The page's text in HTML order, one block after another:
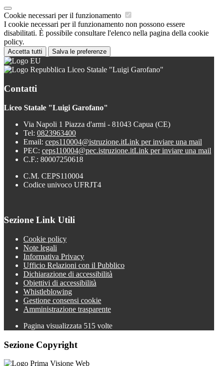
Cookie necessari per il funzionamento
I cookie necessari per il funzionamento non possono essere
disabilitati. È possibile consultare l'elenco nella pagina della cookie
policy.
Accetta tutti Salva le preferenze
Liceo Statale "Luigi Garofano"
Contatti
Liceo Statale "Luigi Garofano"
Via Napoli 1 Piazza d'armi - 81043 Capua (CE)
Tel: 0823963400
Email: ceps110004@istruzione.itLink per inviare una mail
PEC: ceps110004@pec.istruzione.itLink per inviare una mail
C.F.: 80007250618
C.M. CEPS110004
Codice univoco UFRJT4
Sezione Link Utili
Cookie policy
Note legali
Informativa Privacy
Ufficio Relazioni con il Pubblico
Dichiarazione di accessibilità
Obiettivi di accessibilità
Whistleblowing
Gestione consensi cookie
Amministrazione trasparente
Pagina visualizzata 515 volte
Sezione Copyright